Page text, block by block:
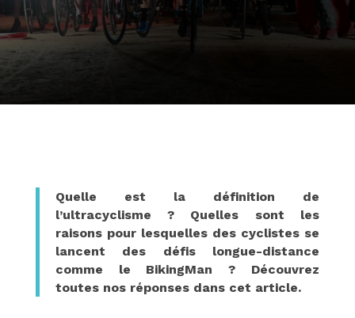
Quelle est la définition de
l’ultracyclisme ? Quelles sont les
raisons pour lesquelles des cyclistes se
lancent des défis longue-distance
comme le BikingMan ? Découvrez
toutes nos réponses dans cet article.